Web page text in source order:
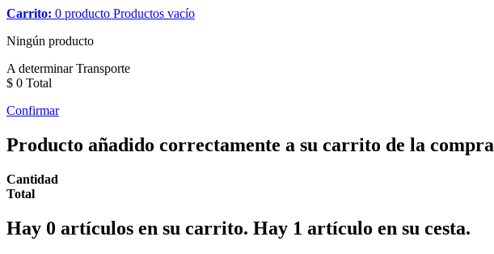
Carrito: 0 producto Productos vacío
Ningún producto
A determinarTransporte
$ 0 Total
Confirmar
Producto añadido correctamente a su carrito de la compra
Cantidad
Total
Hay 0 artículos en su carrito. Hay 1 artículo en su cesta.